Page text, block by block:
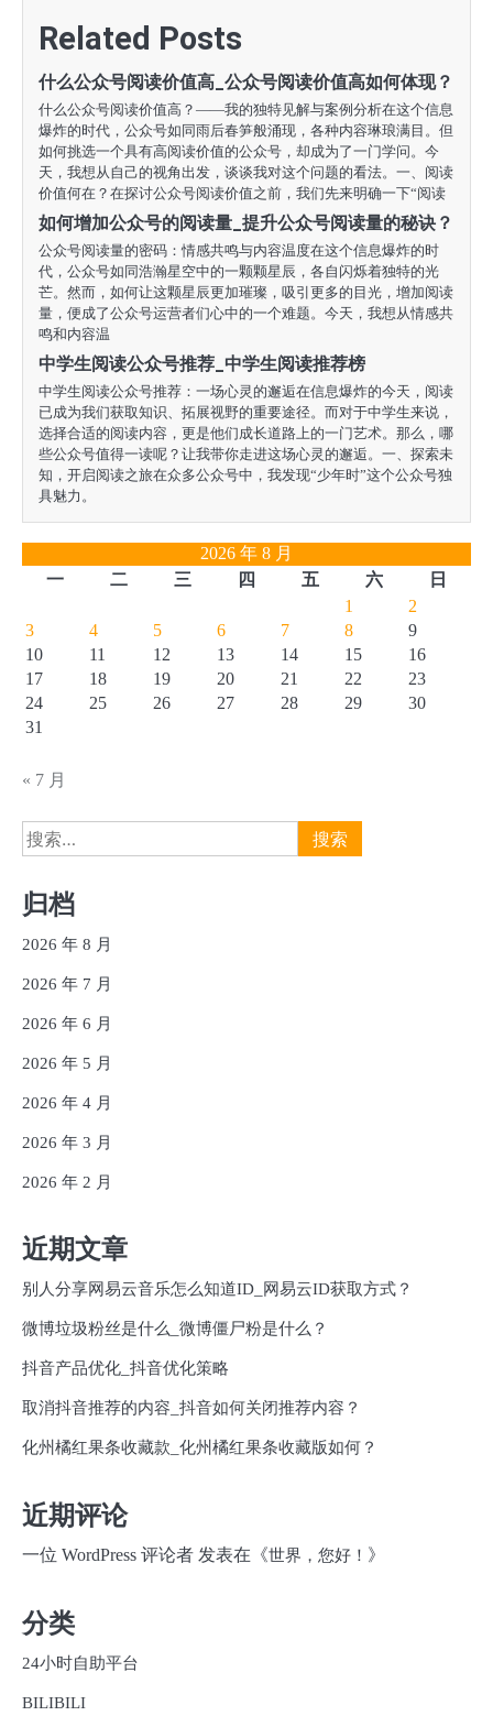
航Related Posts
什么公众号阅读价值高_公众号阅读价值高如何体现？
什么公众号阅读价值高？——我的独特见解与案例分析在这个信息
爆炸的时代，公众号如同雨后春笋般涌现，各种内容琳琅满目。但
如何挑选一个具有高阅读价值的公众号，却成为了一门学问。今
天，我想从自己的视角出发，谈谈我对这个问题的看法。一、阅读
价值何在？在探讨公众号阅读价值之前，我们先来明确一下“阅读
如何增加公众号的阅读量_提升公众号阅读量的秘诀？
公众号阅读量的密码：情感共鸣与内容温度在这个信息爆炸的时
代，公众号如同浩瀚星空中的一颗颗星辰，各自闪烁着独特的光
芒。然而，如何让这颗星辰更加璀璨，吸引更多的目光，增加阅读
量，便成了公众号运营者们心中的一个难题。今天，我想从情感共
鸣和内容温
中学生阅读公众号推荐_中学生阅读推荐榜
中学生阅读公众号推荐：一场心灵的邂逅在信息爆炸的今天，阅读
已成为我们获取知识、拓展视野的重要途径。而对于中学生来说，
选择合适的阅读内容，更是他们成长道路上的一门艺术。那么，哪
些公众号值得一读呢？让我带你走进这场心灵的邂逅。一、探索未
知，开启阅读之旅在众多公众号中，我发现“少年时”这个公众号独
具魅力。
2026 年 8 月
一
二 三 四 五 六
日
1
2
3
4 5 6 7 8
9
10
11 12 13 14 15
16
17
18 19 20 21 22
23
24
25 26 27 28 29
30
31
« 7 月
搜
索：
归档
2026 年 8 月
2026 年 7 月
2026 年 6 月
2026 年 5 月
2026 年 4 月
2026 年 3 月
2026 年 2 月
近期文章
别人分享网易云音乐怎么知道ID_网易云ID获取方式？
微博垃圾粉丝是什么_微博僵尸粉是什么？
抖音产品优化_抖音优化策略
取消抖音推荐的内容_抖音如何关闭推荐内容？
化州橘红果条收藏款_化州橘红果条收藏版如何？
近期评论
一位 WordPress 评论者 发表在《世界，您好！ 》
分类
24小时自助平台
BILIBILI